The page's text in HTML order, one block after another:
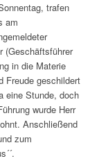
trafen
am
(Geschäftsführer
in die Materie
Freude geschildert
eine Stunde, doch
wurde Herr
Anschließend
zum